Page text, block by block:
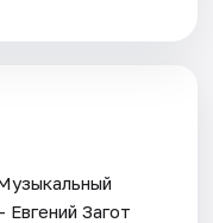
Загот